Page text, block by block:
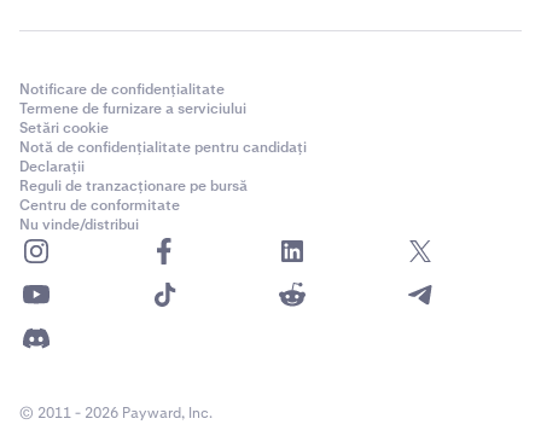
Notificare de confidențialitate
Termene de furnizare a serviciului
Setări cookie
Notă de confidențialitate pentru candidați
Declarații
Reguli de tranzacționare pe bursă
Centru de conformitate
Nu vinde/distribui
© 2011 - 2026 Payward, Inc.